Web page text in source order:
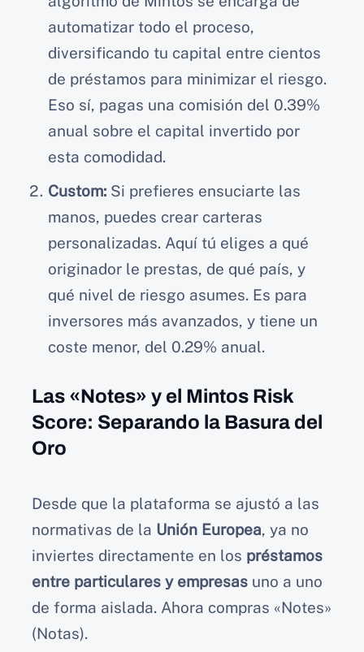
automatizar todo el proceso,
diversificando tu capital entre cientos
de préstamos para minimizar el riesgo.
Eso sí, pagas una comisión del 0.39%
anual sobre el capital invertido por
esta comodidad.
Custom: Si prefieres ensuciarte las
manos, puedes crear carteras
personalizadas. Aquí tú eliges a qué
originador le prestas, de qué país, y
qué nivel de riesgo asumes. Es para
inversores más avanzados, y tiene un
coste menor, del 0.29% anual.
Las «Notes» y el Mintos Risk
Score: Separando la Basura del
Oro
Desde que la plataforma se ajustó a las
normativas de la Unión Europea, ya no
inviertes directamente en los préstamos
entre particulares y empresas uno a uno
de forma aislada. Ahora compras «Notes»
(Notas).